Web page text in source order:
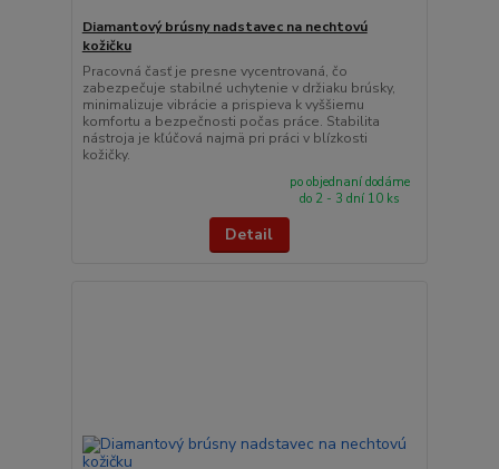
Diamantový brúsny nadstavec na nechtovú
kožičku
Pracovná časť je presne vycentrovaná, čo
zabezpečuje stabilné uchytenie v držiaku brúsky,
minimalizuje vibrácie a prispieva k vyššiemu
komfortu a bezpečnosti počas práce. Stabilita
nástroja je kľúčová najmä pri práci v blízkosti
kožičky.
po objednaní dodáme
do 2 - 3 dní 10 ks
Detail